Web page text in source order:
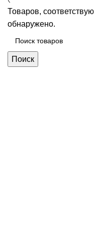
Товаров,
обнаружено.
Поиск